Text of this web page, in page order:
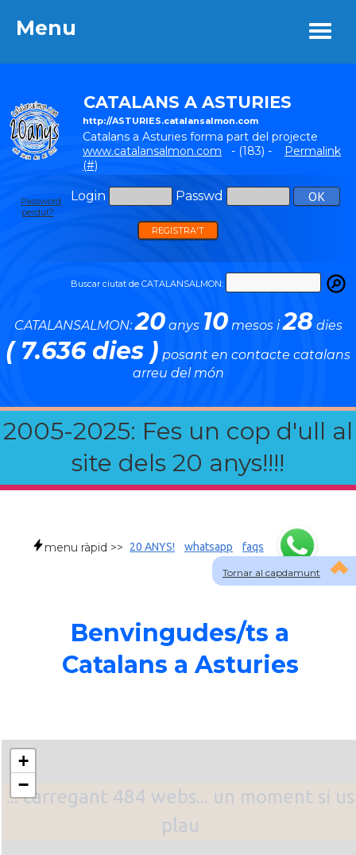
Menu
CATALANS A ASTURIES
http://ASTURIES.catalansalmon.com
Catalans a Asturies forma part del projecte
www.catalansalmon.com - (183) - Permalink
(#)
Login Passwd
Password
perdut?
REGISTRA'T
Buscar ciutat de CATALANSALMON:
CATALANSALMON:20anys 10mesos i28 dies
( 7.636 dies ) posant en contacte catalans
arreu del món
2005-2025: Fes un cop d'ull al
site dels 20 anys!!!!
Menu
Tornar al capdamunt
menu ràpid >> 20 ANYS! whatsapp faqs
Benvingudes/ts a
Catalans a Asturies
... carregant 484 webs... un moment si us
plau
+
−